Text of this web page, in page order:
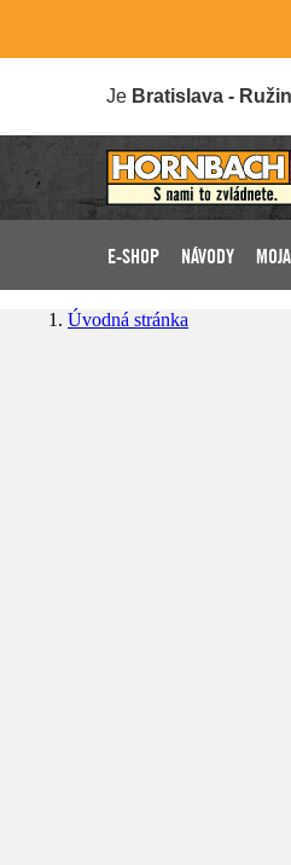
Je Bratislava -
E-SHOP NÁVODY
Úvodná stránka